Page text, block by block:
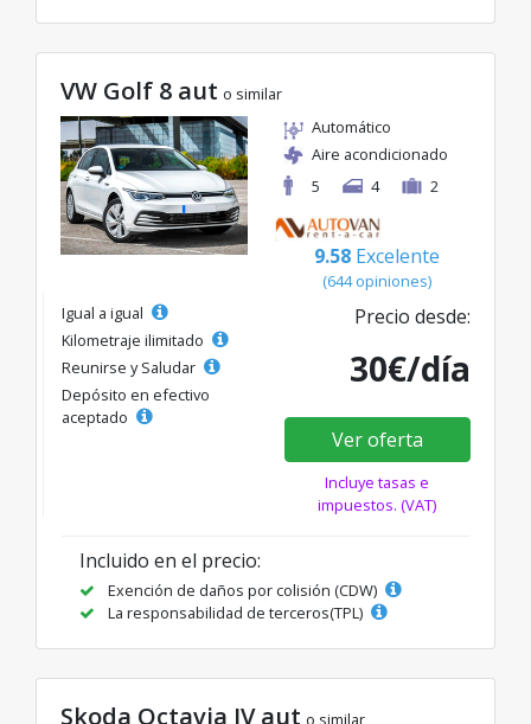
VW Golf 8 aut o similar
Automático
Aire acondicionado
5
4 2
9.58 Excelente
(644 opiniones)
Igual a igual
Kilometraje ilimitado
Reunirse y Saludar
Depósito en efectivo
aceptado
Precio desde:
30€/día
Ver oferta
Incluye tasas e
impuestos. (VAT)
Incluido en el precio:
Exención de daños por colisión (CDW)
La responsabilidad de terceros(TPL)
Skoda Octavia IV aut o similar